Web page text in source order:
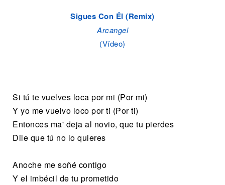
Sigues Con Él (Remix)
Arcangel
(Vídeo)
Si tú te vuelves loca por mi (Por mi)
Y yo me vuelvo loco por ti (Por ti)
Entonces ma' deja al novio, que tu pierdes
Dile que tú no lo quieres
Anoche me soñé contigo
Y el imbécil de tu prometido